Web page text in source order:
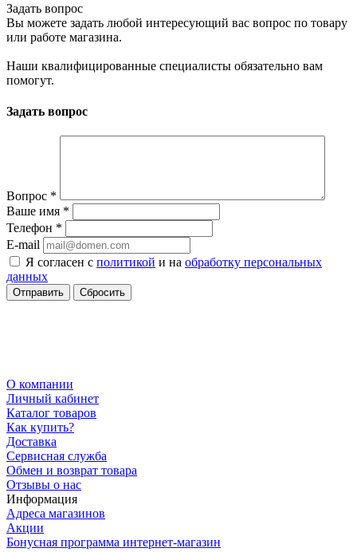
Задать вопрос
Вы можете задать любой интересующий вас вопрос по товару
или работе магазина.
Наши квалифицированные специалисты обязательно вам
помогут.
Задать вопрос
Вопрос *
Ваше имя *
Телефон *
E-mail
Я согласен с политикой и на обработку персональных
данных
Сбросить
О компании
Личный кабинет
Каталог товаров
Как купить?
Доставка
Сервисная служба
Обмен и возврат товара
Отзывы о нас
Информация
Адреса магазинов
Акции
Бонусная программа интернет-магазин